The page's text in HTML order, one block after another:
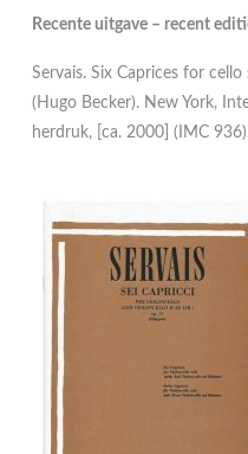
Recente uitgave – recent
Servais. Six Caprices for
(Hugo Becker). New York,
herdruk, [ca. 2000] (IMC